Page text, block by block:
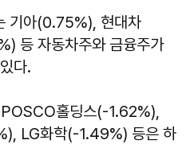
기아(0.75%), 현대차
등 자동차주와 금융주가
다.
홀딩스(-1.62%),
LG화학(-1.49%) 등은 하